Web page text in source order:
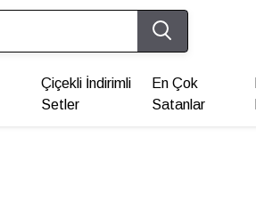
Çiçekli İndirimli
Setler
En Çok
Satanlar